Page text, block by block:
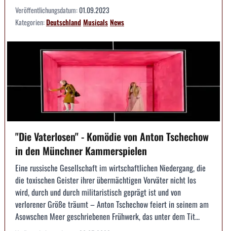
Veröffentlichungsdatum:01.09.2023
Kategorien:DeutschlandMusicalsNews
"Die Vaterlosen" - Komödie von Anton Tschechow
in den Münchner Kammerspielen
Eine russische Gesellschaft im wirtschaftlichen Niedergang, die
die toxischen Geister ihrer übermächtigen Vorväter nicht los
wird, durch und durch militaristisch geprägt ist und von
verlorener Größe träumt – Anton Tschechow feiert in seinem am
Asowschen Meer geschriebenen Frühwerk, das unter dem Tit...